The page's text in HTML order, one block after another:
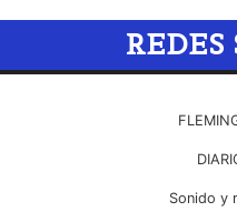
REDES
Sonido y